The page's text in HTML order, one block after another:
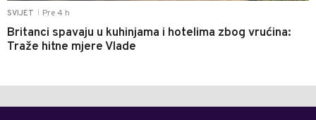
SVIJET Pre 4 h
Britanci spavaju u kuhinjama i hotelima zbog vrućina:
Traže hitne mjere Vlade